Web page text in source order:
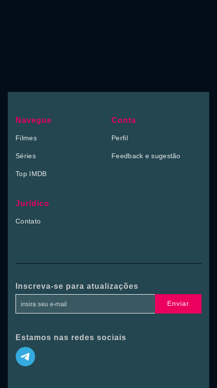
Navegue
Filmes
Séries
Top IMDB
Conta
Perfil
Feedback e sugestão
Jurídico
Contato
Inscreva-se para atualizações
Enviar
Estamos nas redes sociais